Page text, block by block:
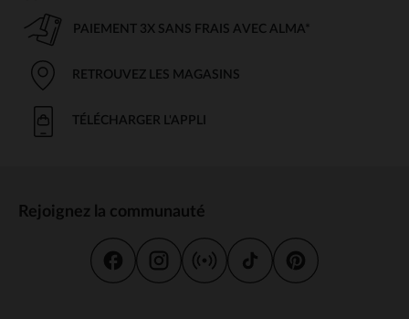
PAIEMENT 3X SANS FRAIS AVEC ALMA*
RETROUVEZ LES MAGASINS
TÉLÉCHARGER L'APPLI
Rejoignez la communauté